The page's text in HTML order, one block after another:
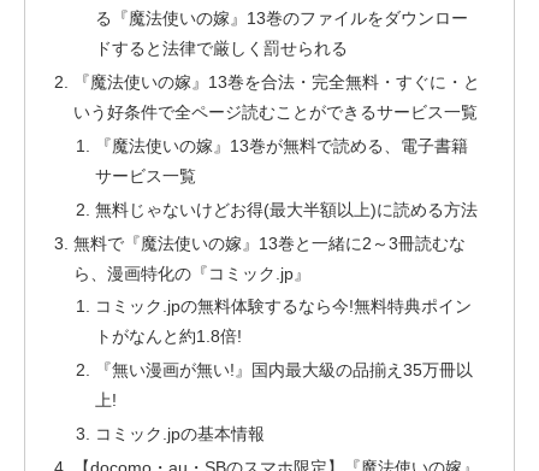
る『魔法使いの嫁』13巻のファイルをダウンロー
ドすると法律で厳しく罰せられる
『魔法使いの嫁』13巻を合法・完全無料・すぐに・と
いう好条件で全ページ読むことができるサービス一覧
『魔法使いの嫁』13巻が無料で読める、電子書籍
サービス一覧
無料じゃないけどお得(最大半額以上)に読める方法
無料で『魔法使いの嫁』13巻と一緒に2～3冊読むな
ら、漫画特化の『コミック.jp』
コミック.jpの無料体験するなら今!無料特典ポイン
トがなんと約1.8倍!
『無い漫画が無い!』国内最大級の品揃え35万冊以
上!
コミック.jpの基本情報